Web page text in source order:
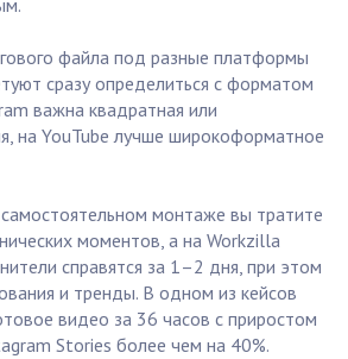
файла под разные платформы
сразу определиться с форматом
важна квадратная или
на YouTube лучше широкоформатное
монтаже вы тратите
моментов, а на Workzilla
справятся за 1–2 дня, при этом
и тренды. В одном из кейсов
видео за 36 часов с приростом
Stories более чем на 40%.